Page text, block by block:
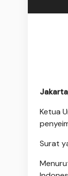
Ketua
Surat